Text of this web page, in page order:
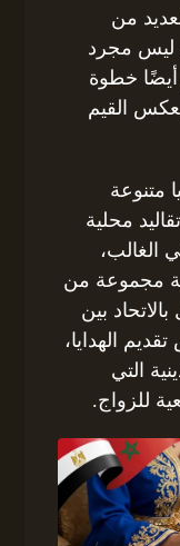
من
ليس مجرد
خطوة
القيم
متنوعة
محلية
مجموعة من
بين
الهدايا،
التي
للزواج.